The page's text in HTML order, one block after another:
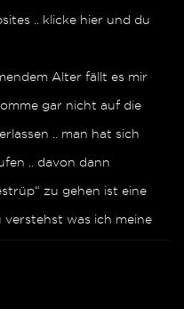
.. klicke hier und du
Alter fällt es mir
gar nicht auf die
.. man hat sich
.. davon dann
zu gehen ist eine
was ich meine